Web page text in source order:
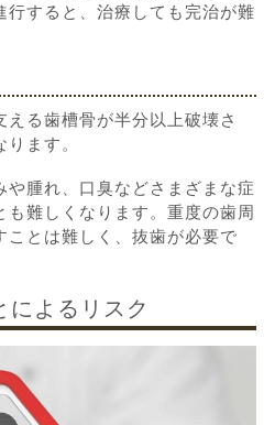
行すると、治療しても完治が難
る歯槽骨が半分以上破壊さ
ます。
や腫れ、口臭などさまざまな症
難しくなります。重度の歯周
とは難しく、抜歯が必要で
によるリスク